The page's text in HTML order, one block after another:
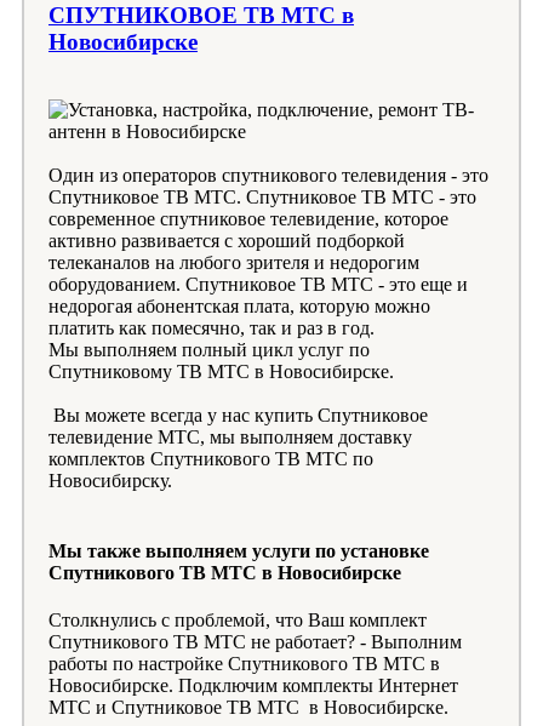
СПУТНИКОВОЕ ТВ МТС в
Новосибирске
Один из операторов спутникового телевидения - это
Спутниковое ТВ МТС. Спутниковое ТВ МТС - это
современное спутниковое телевидение, которое
активно развивается с хороший подборкой
телеканалов на любого зрителя и недорогим
оборудованием. Спутниковое ТВ МТС - это еще и
недорогая абонентская плата, которую можно
платить как помесячно, так и раз в год.
Мы выполняем полный цикл услуг по
Спутниковому ТВ МТС в Новосибирске.
Вы можете всегда у нас купить Спутниковое
телевидение МТС, мы выполняем доставку
комплектов Спутникового ТВ МТС по
Новосибирску.
Мы также выполняем услуги по установке
Спутникового ТВ МТС в Новосибирске
Столкнулись с проблемой, что Ваш комплект
Спутникового ТВ МТС не работает? - Выполним
работы по настройке Спутникового ТВ МТС в
Новосибирске. Подключим комплекты Интернет
МТС и Спутниковое ТВ МТС в Новосибирске.